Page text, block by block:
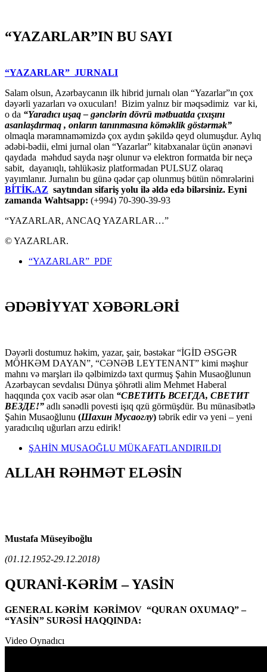
“YAZARLAR”IN BU SAYI
“YAZARLAR” JURNALI
Salam olsun, Azərbaycanın ilk hibrid jurnalı olan “Yazarlar”ın çox
dəyərli yazarları və oxucuları! Bizim yalnız bir məqsədimiz var ki,
o da “Yaradıcı uşaq – gәnclәrin dövrü mәtbuatda çıxışını
asanlaşdırmaq , onların tanınmasına kömәklik göstәrmәk”
olmaqla məramnaməmizdə çox aydın şəkildə qeyd olumuşdur. Aylıq
ədəbi-bədii, elmi jurnal olan “Yazarlar” kitabxanalar üçün ənənəvi
qaydada məhdud sayda nəşr olunur və elektron formatda bir neçə
sabit, dayanıqlı, təhlükəsiz platformadan PULSUZ olaraq
yayımlanır. Jurnalın bu günə qədər çap olunmuş bütün nömrələrini
BİTİK.AZ saytından sifariş yolu ilə əldə edə bilərsiniz. Eyni
zamanda Wahtsapp: (+994) 70-390-39-93
“YAZARLAR, ANCAQ YAZARLAR…”
© YAZARLAR.
“YAZARLAR” PDF
ƏDƏBİYYAT XƏBƏRLƏRİ
Dəyərli dostumuz həkim, yazar, şair, bəstəkar “İGİD ƏSGƏR
MÖHKƏM DAYAN”, “CƏNƏB LEYTENANT” kimi məşhur
mahnı və marşları ilə qəlbimizdə taxt qurmuş Şahin Musaoğlunun
Azərbaycan sevdalısı Dünya şöhrətli alim Mehmet Haberal
haqqında çox vacib əsər olan “СВЕТИТЬ ВСЕГДА, СВЕТИТ
ВЕЗДЕ!” adlı sənədli povesti işıq qzü görmüşdür. Bu münasibətlə
Şahin Musaoğlunu (Шахин Мусаоглу) təbrik edir və yeni – yeni
yaradıcılıq uğurları arzu edirik!
ŞAHİN MUSAOĞLU MÜKAFATLANDIRILDI
ALLAH RƏHMƏT ELƏSİN
Mustafa Müseyiboğlu
(01.12.1952-29.12.2018)
QURANİ-KƏRİM – YASİN
GENERAL KƏRİM KƏRİMOV “QURAN OXUMAQ” –
“YASİN” SURƏSİ HAQQINDA:
Video Oynadıcı